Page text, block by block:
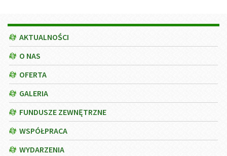
Menu
AKTUALNOŚCI
O NAS
OFERTA
GALERIA
FUNDUSZE ZEWNĘTRZNE
WSPÓŁPRACA
WYDARZENIA